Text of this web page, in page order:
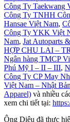
Công Ty Taekwang
Công Ty TNHH
Hansae Việt Nam,
Công Ty YKK Việt
Nam, Jat Autoparts
HỢP CHU LAI –
Ngân hàng TMCP
Phú Mỹ I – II – III,
Công Ty CP May
Việt Nam – Nhật Bản
Apparel) và nhiều
xem chi tiết tại:
Ông Diệu đã thực